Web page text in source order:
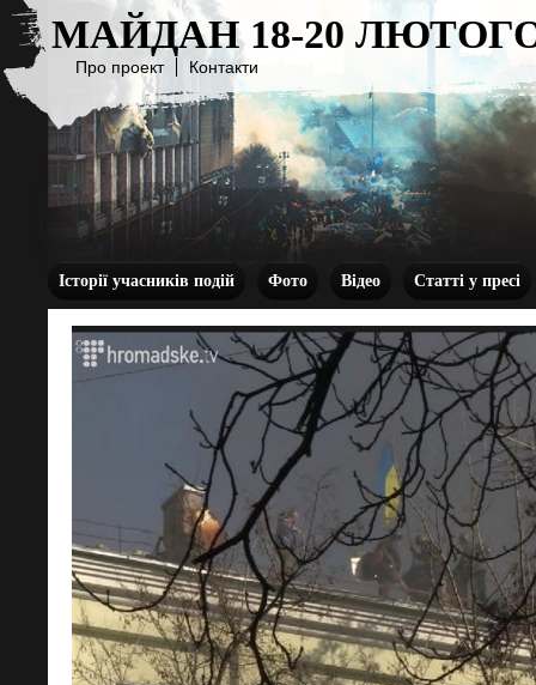
МАЙДАН 18-20
Про проект Контакти
Історії учасників подій Фото Відео Статті у пресі